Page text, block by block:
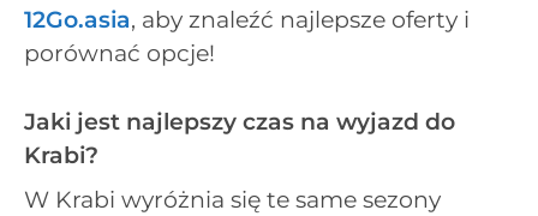
12Go.asia, aby znaleźć najlepsze oferty i
porównać opcje!
Jaki jest najlepszy czas na wyjazd do
Krabi?
W Krabi wyróżnia się te same sezony